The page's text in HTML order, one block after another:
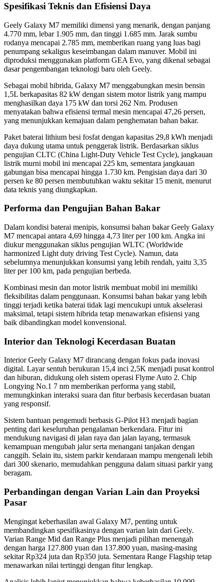
Spesifikasi Teknis dan Efisiensi Daya
Geely Galaxy M7 memiliki dimensi yang menarik, dengan panjang
4.770 mm, lebar 1.905 mm, dan tinggi 1.685 mm. Jarak sumbu
rodanya mencapai 2.785 mm, memberikan ruang yang luas bagi
penumpang sekaligus keseimbangan dalam manuver. Mobil ini
diproduksi menggunakan platform GEA Evo, yang dikenal sebagai
dasar pengembangan teknologi baru oleh Geely.
Sebagai mobil hibrida, Galaxy M7 menggabungkan mesin bensin
1,5L berkapasitas 82 kW dengan sistem motor listrik yang mampu
menghasilkan daya 175 kW dan torsi 262 Nm. Produsen
menyatakan bahwa efisiensi termal mesin mencapai 47,26 persen,
yang menunjukkan kemajuan dalam penghematan bahan bakar.
Paket baterai lithium besi fosfat dengan kapasitas 29,8 kWh menjadi
daya dukung utama untuk penggerak listrik. Berdasarkan siklus
pengujian CLTC (China Light-Duty Vehicle Test Cycle), jangkauan
listrik murni mobil ini mencapai 225 km, sementara jangkauan
gabungan bisa mencapai hingga 1.730 km. Pengisian daya dari 30
persen ke 80 persen membutuhkan waktu sekitar 15 menit, menurut
data teknis yang diungkapkan.
Performa dan Pengujian Bahan Bakar
Dalam kondisi baterai menipis, konsumsi bahan bakar Geely Galaxy
M7 mencapai antara 4,69 hingga 4,73 liter per 100 km. Angka ini
diukur menggunakan siklus pengujian WLTC (Worldwide
harmonized Light duty driving Test Cycle). Namun, data
sebelumnya menunjukkan konsumsi yang lebih rendah, yaitu 3,35
liter per 100 km, pada pengujian berbeda.
Kombinasi mesin dan motor listrik membuat mobil ini memiliki
fleksibilitas dalam penggunaan. Konsumsi bahan bakar yang lebih
tinggi terjadi ketika baterai tidak lagi mencukupi untuk akselerasi
maksimal, tetapi sistem hibrida tetap menawarkan efisiensi yang
baik dibandingkan model konvensional.
Interior dan Teknologi Kecerdasan Buatan
Interior Geely Galaxy M7 dirancang dengan fokus pada inovasi
digital. Layar sentuh berukuran 15,4 inci 2,5K menjadi pusat kontrol
dan hiburan, didukung oleh sistem operasi Flyme Auto 2. Chip
Longying No.1 7 nm memberikan performa yang stabil,
memungkinkan interaksi suara dan fitur berbasis kecerdasan buatan
yang responsif.
Sistem bantuan pengemudi berbasis G-Pilot H3 menjadi bagian
penting dari keseluruhan pengalaman berkendara. Fitur ini
mendukung navigasi di jalan raya dan jalan layang, termasuk
kemampuan mengubah jalur serta menangani tanjakan dengan
canggih. Selain itu, sistem parkir kendaraan mampu mengenali lebih
dari 300 skenario, memudahkan pengguna dalam situasi parkir yang
beragam.
Perbandingan dengan Varian Lain dan Proyeksi
Pasar
Mengingat keberhasilan awal Galaxy M7, penting untuk
membandingkan spesifikasinya dengan varian lain dari Geely.
Varian Range Mid dan Range Plus menjadi pilihan menengah
dengan harga 127.800 yuan dan 137.800 yuan, masing-masing
sekitar Rp324 juta dan Rp350 juta. Sementara Range Flagship tetap
menawarkan nilai tertinggi dengan fitur lengkap.